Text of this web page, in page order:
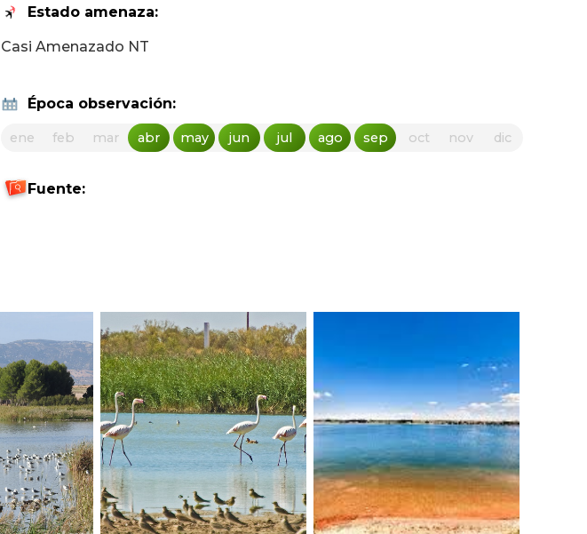
Estado amenaza:
Casi Amenazado NT
Época observación:
ene feb mar abr may jun jul ago sep oct nov dic
Fuente: